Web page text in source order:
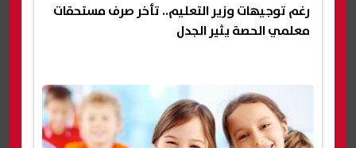
رغم توجيهات وزير التعليم.. تأخر صرف مستحقات
معلمي الحصة يثير الجدل